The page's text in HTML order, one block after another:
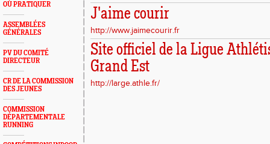
OÙ PRATIQUER
ASSEMBLÉES
GÉNÉRALES
PV DU COMITÉ
DIRECTEUR
CR DE LA COMMISSION
DES JEUNES
COMMISSION
DÉPARTEMENTALE
RUNNING
J'aime courir
http://www.jaimecourir.fr
Site officiel de la Ligue
Grand Est
http://large.athle.fr/